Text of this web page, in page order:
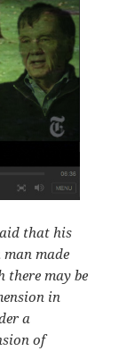
that his
made
there may be
in
a
of